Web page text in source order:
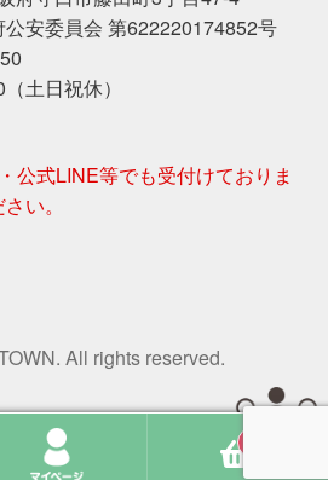
安委員会 第622220174852号
土日祝休）
公式LINE等でも受付けておりま
い。
All rights reserved.